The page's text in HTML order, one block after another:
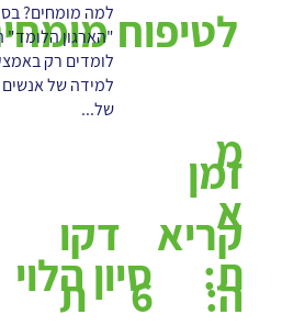
לטיפוחלמה מומחים?
"הארגון הלומד"
לומדים רק
למידה של
של...
סיון הלוי
מ
א
ת:
דקו
ת
זמן
קריא
ה:
6